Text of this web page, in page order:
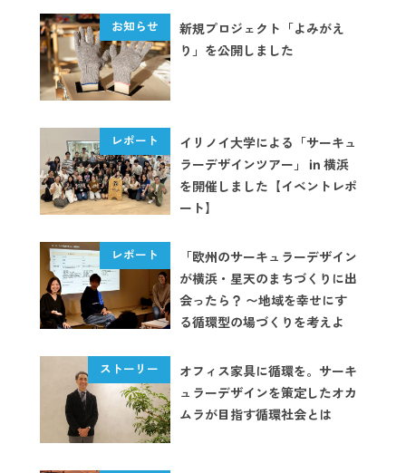
新規プロジェクト「よみがえ
り」を公開しました
イリノイ大学による「サーキュ
ラーデザインツアー」 in 横浜
を開催しました【イベントレポ
ート】
「欧州のサーキュラーデザイン
が横浜・星天のまちづくりに出
会ったら？ 〜地域を幸せにす
る循環型の場づくりを考えよ
ントレポート】
オフィス家具に循環を。サーキ
ュラーデザインを策定したオカ
ムラが目指す循環社会とは